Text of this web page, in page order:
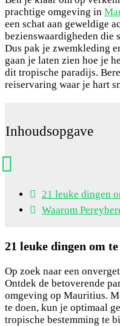
prachtige omgeving in
een schat aan geweldige
bezienswaardigheden die
Dus pak je zwemkleding
gaan je laten zien hoe je
dit tropische paradijs.
reiservaring waar je hart
Inhoudsopgave
21 leuke dingen
Waarom
21 leuke dingen om
Op zoek naar een
Ontdek de betoverende
omgeving op Mauritius.
te doen, kun je optimaal
tropische bestemming te